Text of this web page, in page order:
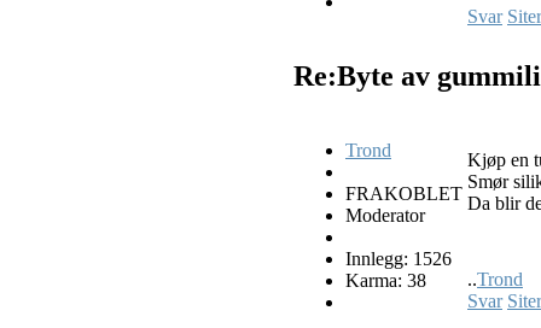
Svar Siter
Re:Byte av
Trond
FRAKOBLET
Moderator
Innlegg: 1526
Karma: 38
Kjøp en
Smør
Da blir
..Trond
Svar Siter